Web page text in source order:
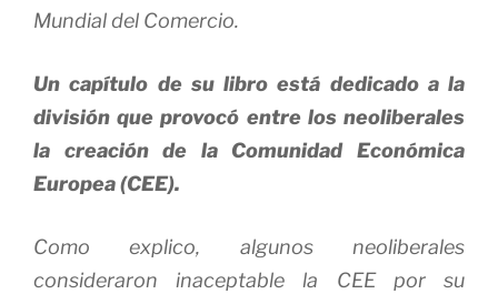
Mundial del Comercio.
Un capítulo de su libro está dedicado a la
división que provocó entre los neoliberales
la creación de la Comunidad Económica
Europea (CEE).
Como explico, algunos neoliberales
consideraron inaceptable la CEE por su